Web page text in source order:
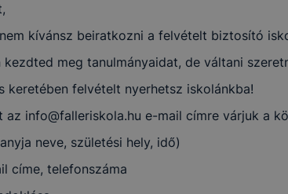
kívánsz beiratkozni a felvételt biztosító
meg tanulmányaidat, de váltani
keretében felvételt nyerhetsz iskolánkba!
az info@falleriskola.hu e-mail címre várjuk a
neve, születési hely, idő)
címe, telefonszáma
Iskola és Kollégium a https://pp-
domain(ek) alatt működő honlapon
Mi az a cookie?
A cookie egy kis fájl, amely akkor kerül a
látogat meg. A cookie-k számtalan
információt gyűjtenek, megjegyzik a